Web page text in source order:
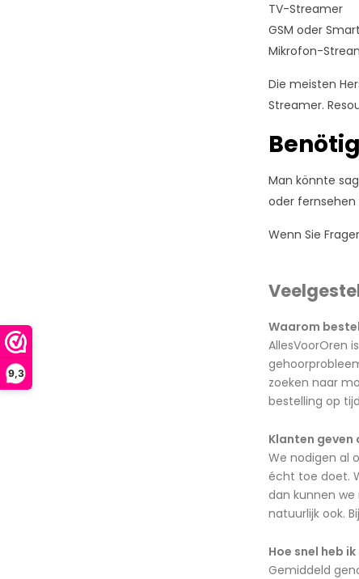
9,3
TV-Streamer
GSM oder
Mikrofon-
Die meisten
Streamer.
Man könnte
oder fernsehen
Wenn Sie
Waarom
AllesVoorOren
zoeken naar
bestelling op
Klanten geven
We nodigen al
écht toe doet.
dan kunnen
natuurlijk ook.
Hoe snel heb
Gemiddeld